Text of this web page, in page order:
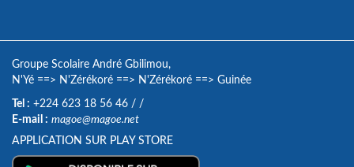
Groupe Scolaire André Gbilimou,
N'Yé ==> N'Zérékoré ==> N'Zérékoré ==> Guinée
Tel : +224 623 18 56 46 / /
E-mail : magoe@magoe.net
APPLICATION SUR PLAY STORE